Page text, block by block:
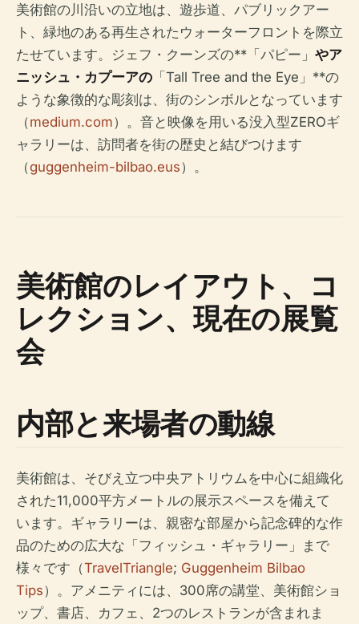
美術館の川沿いの立地は、遊歩道、パブリックアー
ト、緑地のある再生されたウォーターフロントを際立
たせています。ジェフ・クーンズの**「パピー」 やア
ニッシュ・カプーアの 「Tall Tree and the Eye」**の
ような象徴的な彫刻は、街のシンボルとなっています
（medium.com）。音と映像を用いる没入型ZEROギ
ャラリーは、訪問者を街の歴史と結びつけます
（guggenheim-bilbao.eus）。
美術館のレイアウト、コ
レクション、現在の展覧
会
内部と来場者の動線
美術館は、そびえ立つ中央アトリウムを中心に組織化
された11,000平方メートルの展示スペースを備えて
います。ギャラリーは、親密な部屋から記念碑的な作
品のための広大な「フィッシュ・ギャラリー」まで
様々です（TravelTriangle; Guggenheim Bilbao
Tips）。アメニティには、300席の講堂、美術館ショ
ップ、書店、カフェ、2つのレストランが含まれま